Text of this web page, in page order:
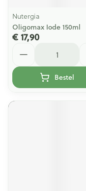
Nutergia
Oligomax Iode 150ml
€ 17,90
Bestel